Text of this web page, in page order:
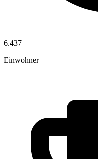
6.437
Einwohner